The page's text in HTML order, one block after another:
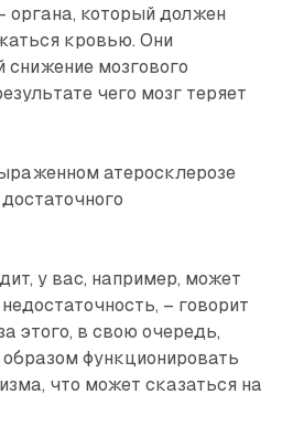
органа, который должен
кровью. Они
снижение мозгового
чего мозг теряет
атеросклерозе
у вас, например, может
– говорит
этого, в свою очередь,
функционировать
что может сказаться на